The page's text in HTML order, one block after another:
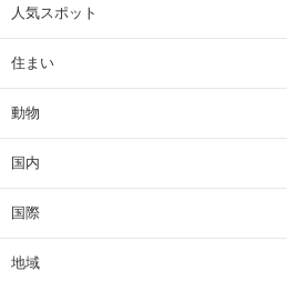
人気スポット
住まい
動物
国内
国際
地域